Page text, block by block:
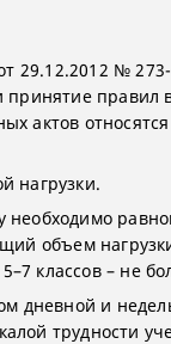
29.12.2012 №
правил
актов
нагрузки.
необходимо
объем
классов – не
дневной и
трудности